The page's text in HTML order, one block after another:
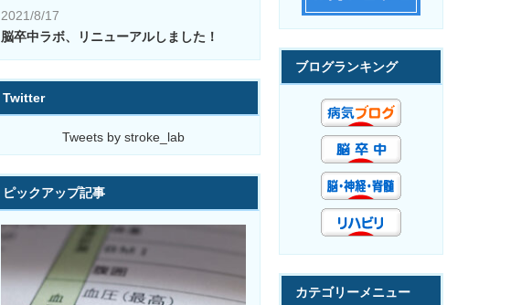
2021/8/17
脳卒中ラボ、リニューアルしました！
Twitter
Tweets by stroke_lab
ピックアップ記事
ブログランキング
カテゴリーメニュー